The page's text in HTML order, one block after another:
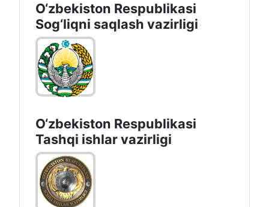
O‘zbеkistоn Rеspublikаsi
Sоg‘liqni saqlash vаzirligi
O‘zbеkistоn Rеspublikаsi
Tashqi ishlаr vаzirligi